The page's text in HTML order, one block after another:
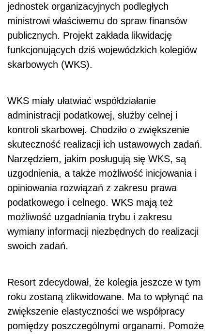
jednostek organizacyjnych podległych
ministrowi właściwemu do spraw finansów
publicznych. Projekt zakłada likwidację
funkcjonujących dziś wojewódzkich kolegiów
skarbowych (WKS).
WKS miały ułatwiać współdziałanie
administracji podatkowej, służby celnej i
kontroli skarbowej. Chodziło o zwiększenie
skuteczność realizacji ich ustawowych zadań.
Narzędziem, jakim posługują się WKS, są
uzgodnienia, a także możliwość inicjowania i
opiniowania rozwiązań z zakresu prawa
podatkowego i celnego. WKS mają też
możliwość uzgadniania trybu i zakresu
wymiany informacji niezbędnych do realizacji
swoich zadań.
Resort zdecydował, że kolegia jeszcze w tym
roku zostaną zlikwidowane. Ma to wpłynąć na
zwiększenie elastyczności we współpracy
pomiędzy poszczególnymi organami. Pomoże